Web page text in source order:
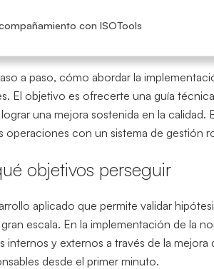
con ISOTools
a paso, cómo abordar la
El objetivo es ofrecerte una guía
una mejora sostenida en la calidad.
operaciones con un sistema de gestión
objetivos perseguir
aplicado que permite validar
escala. En la implementación de la
internos y externos a través de la
desde el primer minuto.